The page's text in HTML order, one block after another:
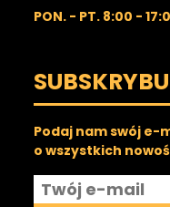
PON. - PT. 8:00 -
Podaj nam swój e-
o wszystkich